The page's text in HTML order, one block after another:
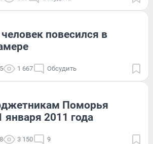
повесился в
1 667 Обсудить
Поморья
января 2011 года
3 150 9